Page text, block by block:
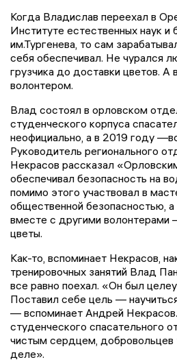
Когда Владислав переехал в
Институте естественных наук и
им.Тургенева, то сам
себя обеспечивал. Не чурался
грузчика до доставки цветов.
волонтером.
Влад состоял в орловском
студенческого корпуса
неофициально, а в 2019 году
Руководитель регионального
Некрасов рассказал
обеспечивал безопасность на
помимо этого участвовал в
общественной безопасностью, а
вместе с другими волонтерами
цветы.
Как-то, вспоминает Некрасов,
тренировочных занятий Влад
все равно поехал. «Он был
Поставил себе цель —
— вспоминает Андрей
студенческого спасательного
чистым сердцем, добровольцев
деле».